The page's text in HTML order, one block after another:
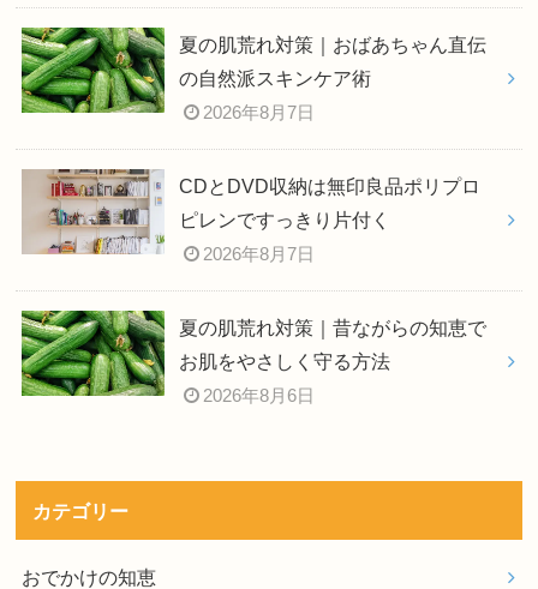
夏の肌荒れ対策｜おばあちゃん直伝
の自然派スキンケア術
2026年8月7日
CDとDVD収納は無印良品ポリプロ
ピレンですっきり片付く
2026年8月7日
夏の肌荒れ対策｜昔ながらの知恵で
お肌をやさしく守る方法
2026年8月6日
カテゴリー
おでかけの知恵